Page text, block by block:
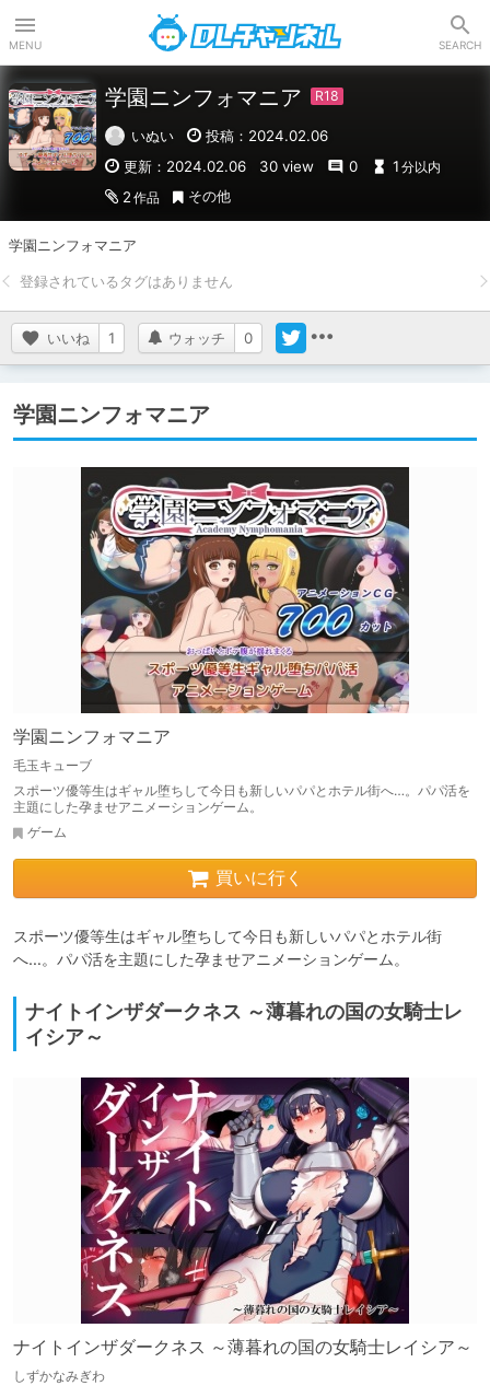
MENU SEARCH
学園ニンフォマニア
いぬい
投稿：2024.02.06
更新：2024.02.06
30 view 0 1 分以内
2 作品 その他
学園ニンフォマニア
いいね 1 ウォッチ 0
学園ニンフォマニア
学園ニンフォマニア
毛玉キューブ
スポーツ優等生はギャル堕ちして今日も新しいパパとホテル街へ…。パパ活を
主題にした孕ませアニメーションゲーム。
ゲーム
買いに行く
スポーツ優等生はギャル堕ちして今日も新しいパパとホテル街
へ…。パパ活を主題にした孕ませアニメーションゲーム。
ナイトインザダークネス ～薄暮れの国の女騎士レ
イシア～
ナイトインザダークネス ～薄暮れの国の女騎士レイシア～
しずかなみぎわ